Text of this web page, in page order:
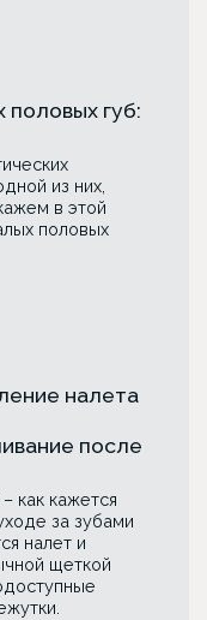
половых губ:
из них,
в этой
половых
налета
после
как кажется
за зубами
налет и
щеткой